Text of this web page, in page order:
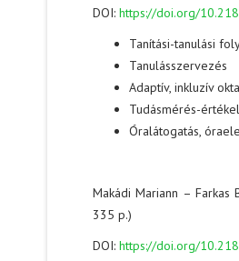
DOI: https://doi.org/
Tanítási-tanulási
Tanulásszervezés
Adaptív, inkluzív
Tudásmérés-
Óralátogatás,
Makádi Mariann –
335 p.)
DOI: https://doi.org/